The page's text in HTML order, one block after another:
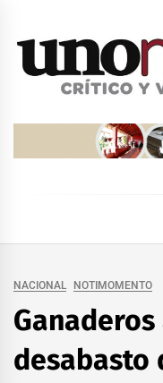
NACIONAL NOTIMOMENTO
desabasto